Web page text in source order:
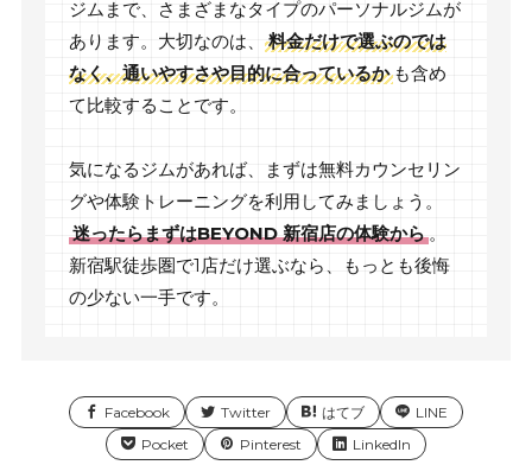
ジムまで、さまざまなタイプのパーソナルジムが
あります。大切なのは、
料金だけで選ぶのでは
なく、通いやすさや目的に合っているかも含め
て比較することです。
気になるジムがあれば、まずは無料カウンセリン
グや体験トレーニングを利用してみましょう。
迷ったらまずはBEYOND 新宿店の体験から。
新宿駅徒歩圏で1店だけ選ぶなら、もっとも後悔
の少ない一手です。
Facebook Twitter はてブ
LINE
Pocket
Pinterest LinkedIn